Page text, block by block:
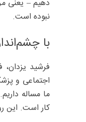
نبوده است.
با
فرشید
اجتماعی و
ما مساله
کار است. این